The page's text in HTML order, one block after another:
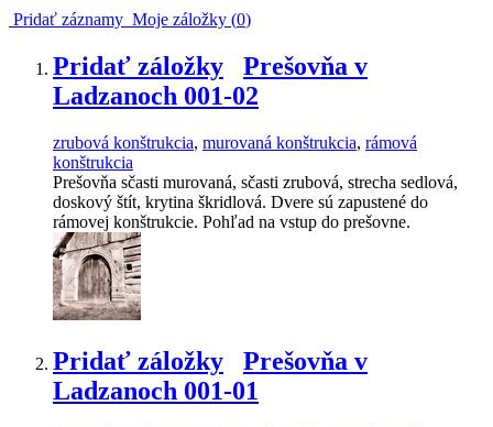
Pridať záznamy Moje záložky (0)
Pridať záložky
Prešovňa v
Ladzanoch 001-02
zrubová konštrukcia, murovaná konštrukcia, rámová
konštrukcia
Prešovňa sčasti murovaná, sčasti zrubová, strecha sedlová,
doskový štít, krytina škridlová. Dvere sú zapustené do
rámovej konštrukcie. Pohľad na vstup do prešovne.
Pridať záložky
Prešovňa v
Ladzanoch 001-01